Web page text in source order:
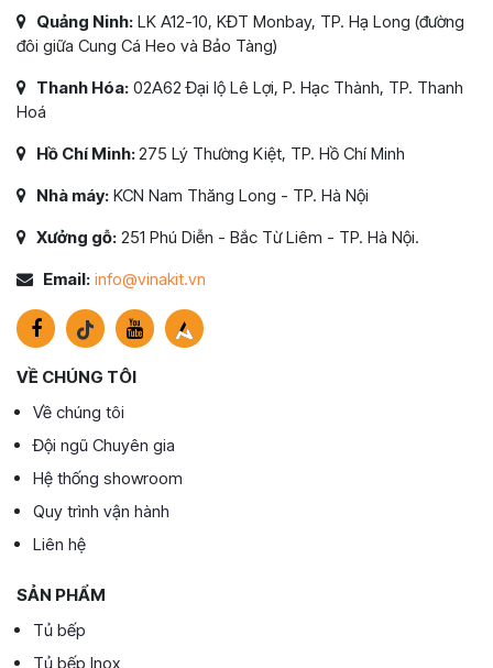
Quảng Ninh: LK A12-10, KĐT Monbay, TP. Hạ Long (đường
đôi giữa Cung Cá Heo và Bảo Tàng)
Thanh Hóa: 02A62 Đại lộ Lê Lợi, P. Hạc Thành, TP. Thanh
Hoá
Hồ Chí Minh:275 Lý Thường Kiệt, TP. Hồ Chí Minh
Nhà máy: KCN Nam Thăng Long - TP. Hà Nội
Xưởng gỗ: 251 Phú Diễn - Bắc Từ Liêm - TP. Hà Nội.
Email: info@vinakit.vn
VỀ CHÚNG TÔI
Về chúng tôi
Đội ngũ Chuyên gia
Hệ thống showroom
Quy trình vận hành
Liên hệ
SẢN PHẨM
Tủ bếp
Tủ bếp Inox